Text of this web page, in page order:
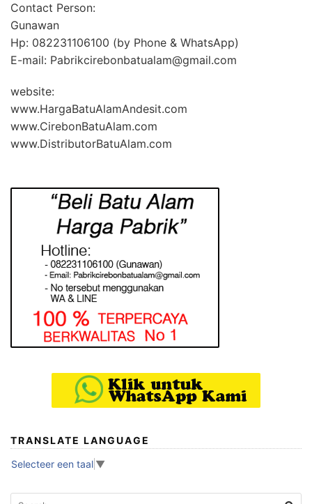
Contact Person:
Gunawan
Hp: 082231106100 (by Phone & WhatsApp)
E-mail: Pabrikcirebonbatualam@gmail.com
website:
www.HargaBatuAlamAndesit.com
www.CirebonBatuAlam.com
www.DistributorBatuAlam.com
TRANSLATE LANGUAGE
Selecteer een taal ▼
Search